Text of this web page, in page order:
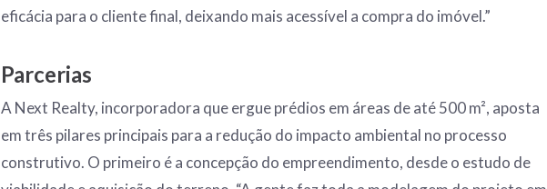
eficácia para o cliente final, deixando mais acessível a compra do imóvel.”
Parcerias
A Next Realty, incorporadora que ergue prédios em áreas de até 500 m², aposta
em três pilares principais para a redução do impacto ambiental no processo
construtivo. O primeiro é a concepção do empreendimento, desde o estudo de